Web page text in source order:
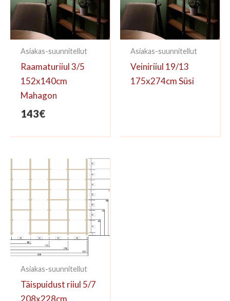
Asiakas-suunnitellut
Raamaturiiul 3/5
152x140cm
Mahagon
143€
Asiakas-suunnitellut
Veiniriiul 19/13
175x274cm Süsi
Asiakas-suunnitellut
Täispuidust riiul 5/7
208x228cm